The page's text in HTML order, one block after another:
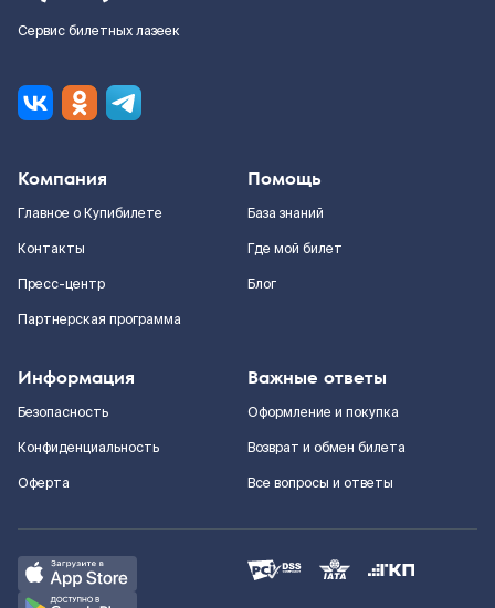
Сервис билетных лазеек
Компания
Главное о Купибилете
Контакты
Пресс-центр
Партнерская программа
Помощь
База знаний
Где мой билет
Блог
Информация
Безопасность
Конфиденциальность
Оферта
Важные ответы
Оформление и покупка
Возврат и обмен билета
Все вопросы и ответы